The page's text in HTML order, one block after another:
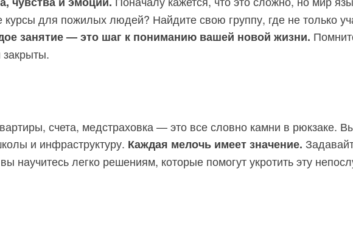
для пожилых людей? Найдите свою группу, где не только
занятие — это шаг к пониманию вашей новой жизни.
счета, медстраховка — это все словно камни в рюкзаке.
и инфраструктуру. Каждая мелочь имеет значение.
легко решениям, которые помогут укротить эту